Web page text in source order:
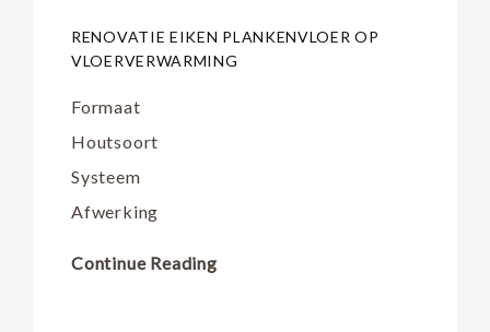
RENOVATIE EIKEN PLANKENVLOER OP
VLOERVERWARMING
Formaat
Houtsoort
Systeem
Afwerking
Continue Reading